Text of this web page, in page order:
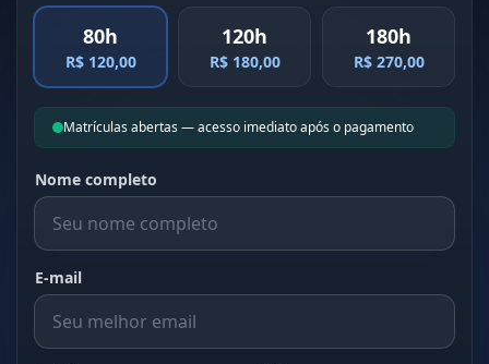
80h
R$ 120,00
120h
R$ 180,00
180h
R$ 270,00
Matrículas abertas — acesso imediato após o pagamento
Nome completo
E-mail